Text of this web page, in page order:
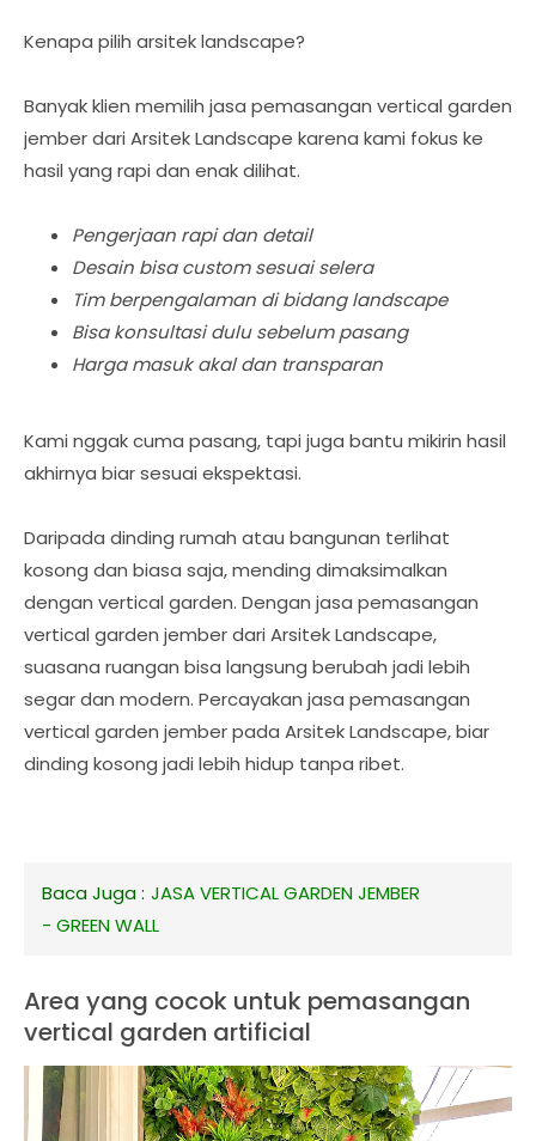
Kenapa pilih arsitek landscape?
Banyak klien memilih jasa pemasangan vertical garden
jember dari Arsitek Landscape karena kami fokus ke
hasil yang rapi dan enak dilihat.
Pengerjaan rapi dan detail
Desain bisa custom sesuai selera
Tim berpengalaman di bidang landscape
Bisa konsultasi dulu sebelum pasang
Harga masuk akal dan transparan
Kami nggak cuma pasang, tapi juga bantu mikirin hasil
akhirnya biar sesuai ekspektasi.
Daripada dinding rumah atau bangunan terlihat
kosong dan biasa saja, mending dimaksimalkan
dengan vertical garden. Dengan jasa pemasangan
vertical garden jember dari Arsitek Landscape,
suasana ruangan bisa langsung berubah jadi lebih
segar dan modern. Percayakan jasa pemasangan
vertical garden jember pada Arsitek Landscape, biar
dinding kosong jadi lebih hidup tanpa ribet.
Baca Juga : JASA VERTICAL GARDEN JEMBER
- GREEN WALL
Area yang cocok untuk pemasangan
vertical garden artificial